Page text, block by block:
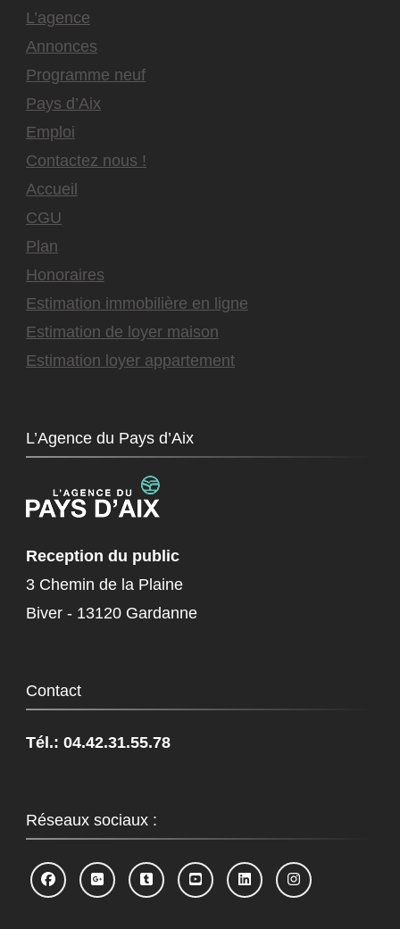
L’agence
Annonces
Programme neuf
Pays d’Aix
Emploi
Contactez nous !
Accueil
CGU
Plan
Honoraires
Estimation immobilière en ligne
Estimation de loyer maison
Estimation loyer appartement
L’Agence du Pays d’Aix
Reception du public
3 Chemin de la Plaine
Biver - 13120 Gardanne
Contact
Tél.: 04.42.31.55.78
Réseaux sociaux :